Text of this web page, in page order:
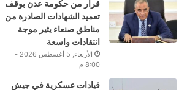
قرار من حكومة عدن بوقف
تعميد الشهادات الصادرة من
مناطق صنعاء يثير موجة
انتقادات واسعة
الأربعاء, 5 أغسطس 2026 -
8:00 م
قيادات عسكرية في جيش